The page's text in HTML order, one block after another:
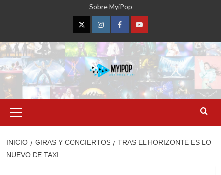
Sobre MyiPop
TwitterInstagramFacebookYouTube
primario
INICIO GIRAS Y CONCIERTOS
TRAS EL HORIZONTE ES LO
NUEVO DE TAXI